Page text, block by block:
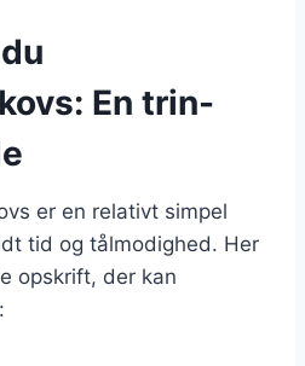
En trin-
er en relativt simpel
tid og tålmodighed. Her
opskrift, der kan